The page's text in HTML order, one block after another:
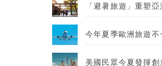
「避暑旅遊」重塑
今年夏季歐洲旅遊不
美國民眾今夏發揮創